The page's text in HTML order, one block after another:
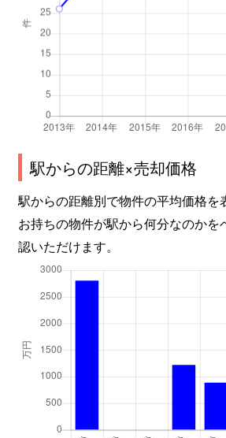
駅からの距離×売却価格
駅からの距離別で物件の平均価格を
お持ちの物件が駅から何分なのかを
認いただけます。